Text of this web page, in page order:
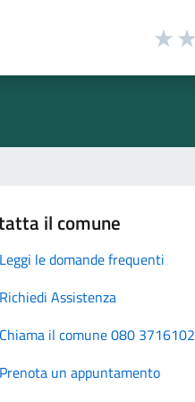
il comune
Leggi le domande frequenti
Richiedi Assistenza
Chiama il comune 080 3716102
Prenota un appuntamento